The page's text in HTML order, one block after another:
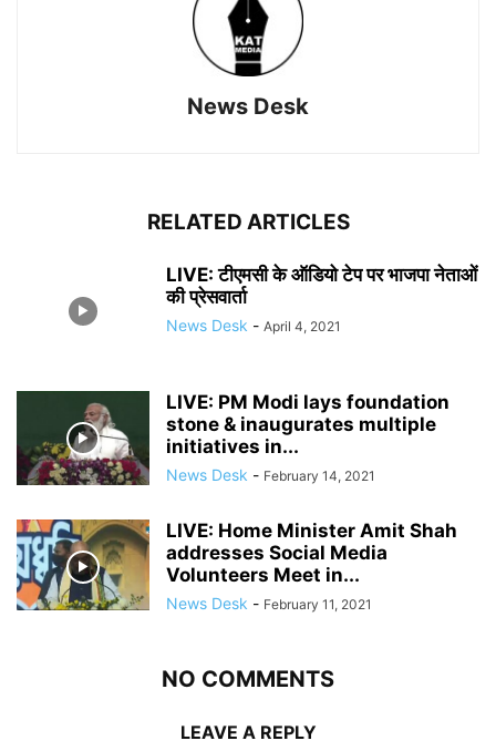
News Desk
RELATED ARTICLES
LIVE: टीएमसी के ऑडियो टेप पर भाजपा नेताओं
की प्रेसवार्ता
News Desk - April 4, 2021
LIVE: PM Modi lays foundation
stone & inaugurates multiple
initiatives in...
News Desk - February 14, 2021
LIVE: Home Minister Amit Shah
addresses Social Media
Volunteers Meet in...
News Desk - February 11, 2021
NO COMMENTS
LEAVE A REPLY